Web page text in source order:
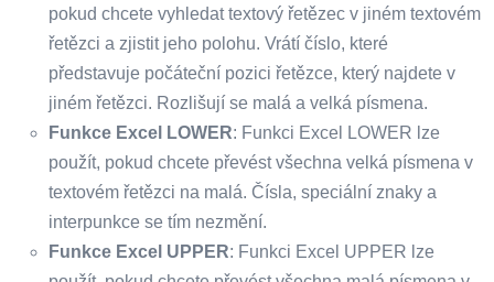
pokud chcete vyhledat textový řetězec v jiném textovém
řetězci a zjistit jeho polohu. Vrátí číslo, které
představuje počáteční pozici řetězce, který najdete v
jiném řetězci. Rozlišují se malá a velká písmena.
Funkce Excel LOWER: Funkci Excel LOWER lze
použít, pokud chcete převést všechna velká písmena v
textovém řetězci na malá. Čísla, speciální znaky a
interpunkce se tím nezmění.
Funkce Excel UPPER: Funkci Excel UPPER lze